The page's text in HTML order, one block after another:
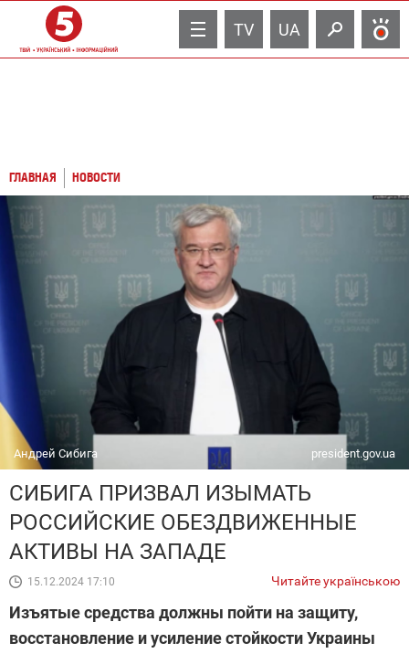
TV UA
ГЛАВНАЯ НОВОСТИ
Андрей Сибига president.gov.ua
СИБИГА ПРИЗВАЛ ИЗЫМАТЬ
РОССИЙСКИЕ ОБЕЗДВИЖЕННЫЕ
АКТИВЫ НА ЗАПАДЕ
15.12.2024 17:10 Читайте українською
Изъятые средства должны пойти на защиту,
восстановление и усиление стойкости Украины